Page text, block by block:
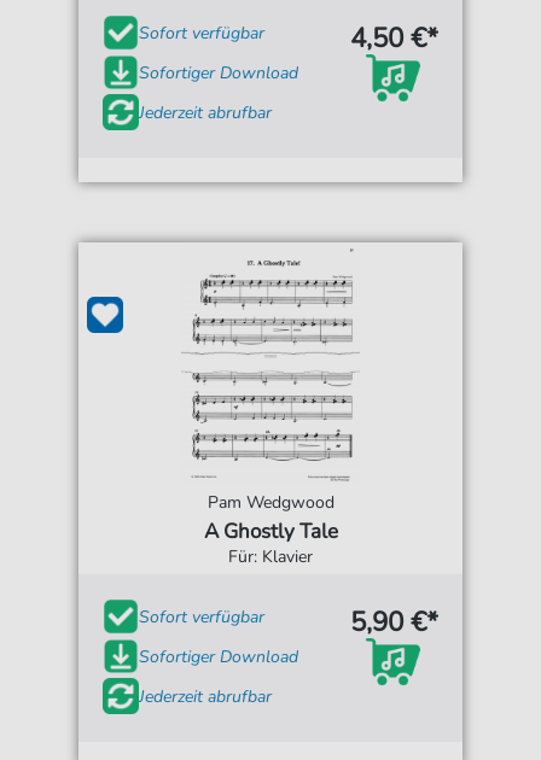
Sofort verfügbar
Sofortiger Download
Jederzeit abrufbar
4,50 €*
Pam Wedgwood
A Ghostly Tale
Für: Klavier
Sofort verfügbar
Sofortiger Download
Jederzeit abrufbar
5,90 €*